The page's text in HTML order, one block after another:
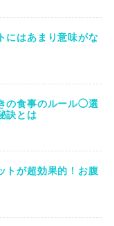
にはあまり意味がな
の食事のルール◯選
訣とは
トが超効果的！お腹